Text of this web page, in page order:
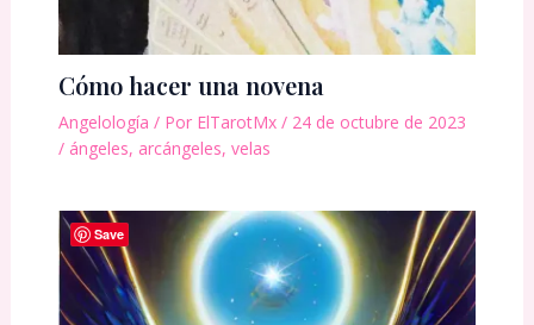
Cómo hacer una novena
Angelología / Por ElTarotMx / 24 de octubre de 2023
/ ángeles, arcángeles, velas
Save